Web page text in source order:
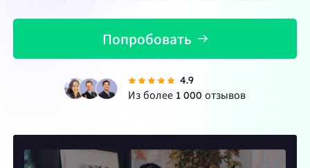
Попробовать
4.9
Из более 1 000 отзывов